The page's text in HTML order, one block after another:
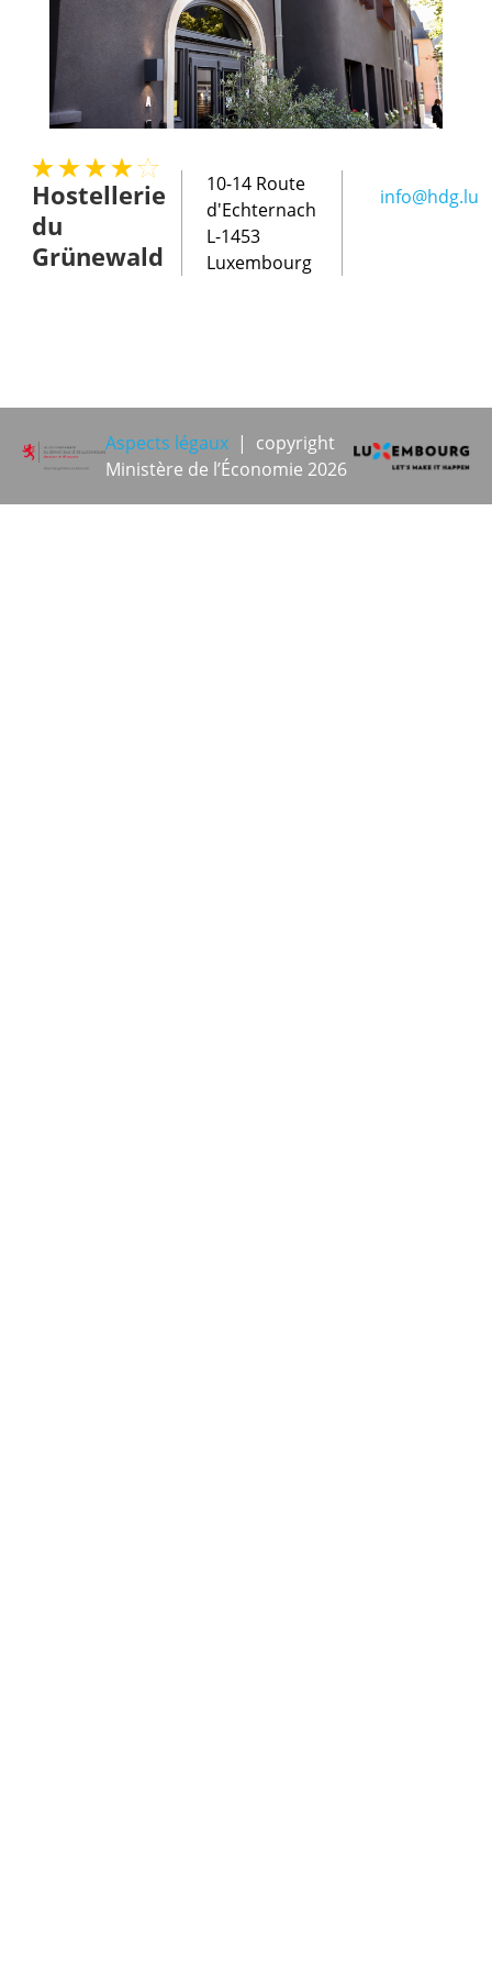
Hostellerie
du
Grünewald
10-14 Route
d'Echternach
L-1453
Luxembourg
info@hdg.lu
Aspects légaux | copyright
Ministère de l’Économie 2026